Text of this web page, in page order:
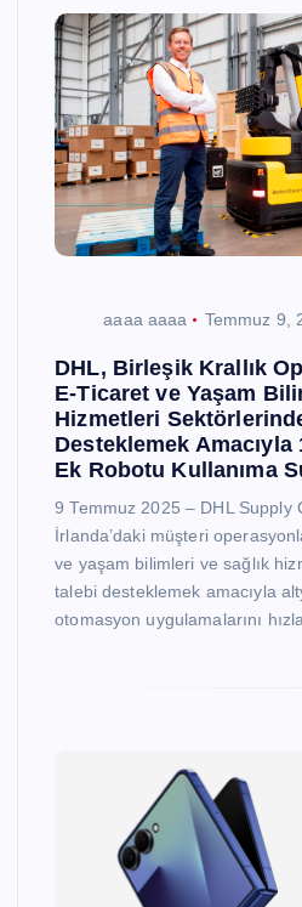
aaaa aaaa Temmuz 9,
DHL, Birleşik Krallık
E-Ticaret ve Yaşam
Hizmetleri
Desteklemek Amacıyla
Ek Robotu Kullanıma
9 Temmuz 2025 – DHL Supply
İrlanda’daki müşteri
ve yaşam bilimleri ve sağlık
talebi desteklemek amacıyla
otomasyon uygulamalarını